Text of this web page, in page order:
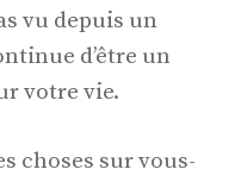
vu depuis un
d’être un
votre vie.
choses sur vous-